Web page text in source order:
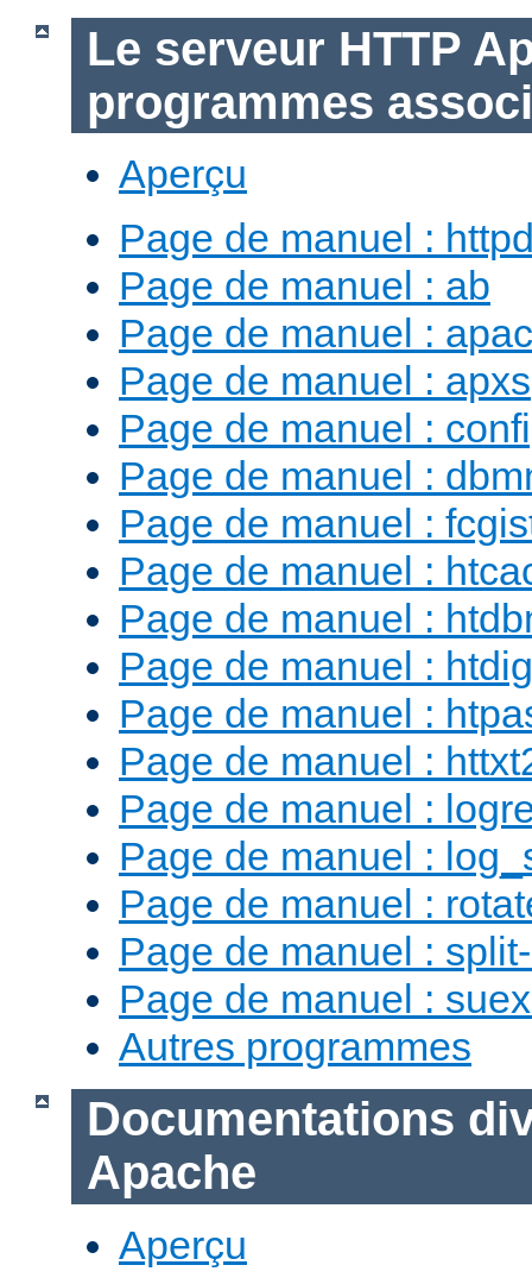
Le serveur HTTP
programmes
Aperçu
Page de manuel :
Page de manuel : ab
Page de manuel :
Page de manuel : apxs
Page de manuel :
Page de manuel :
Page de manuel :
Page de manuel :
Page de manuel :
Page de manuel :
Page de manuel :
Page de manuel :
Page de manuel :
Page de manuel :
Page de manuel :
Page de manuel :
Page de manuel :
Autres programmes
Documentations
Apache
Aperçu